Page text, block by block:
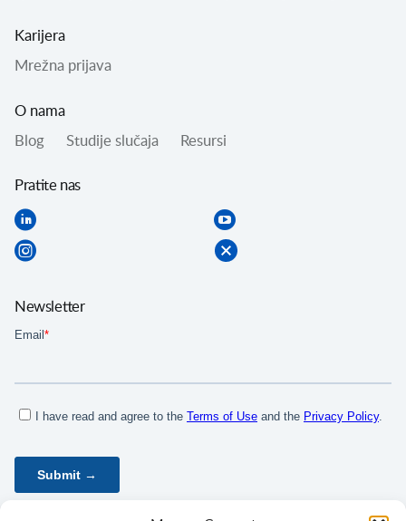
Karijera
Mrežna prijava
O nama
Blog Studije slučaja Resursi
Pratite nas
Newsletter